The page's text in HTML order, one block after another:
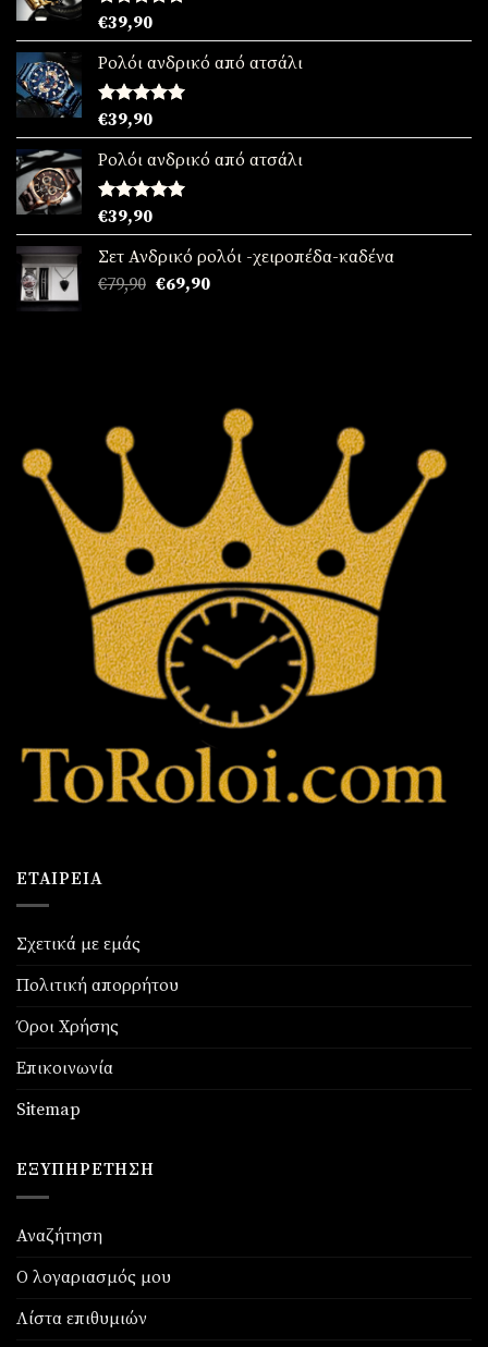
Βαθμολογήθηκε
με5.00
από 5
€39,90
Ρολόι ανδρικό από ατσάλι
Βαθμολογήθηκε
με5.00
από 5
€39,90
Ρολόι ανδρικό από ατσάλι
Βαθμολογήθηκε
με5.00
από 5
€39,90
Σετ Ανδρικό ρολόι -χειροπέδα-καδένα
€79,90 Original
€69,90Η
ΕΤΑΙΡΕΊΑ
Σχετικά με εμάς
Πολιτική απορρήτου
Όροι Χρήσης
Επικοινωνία
Sitemap
ΕΞΥΠΗΡΈΤΗΣΗ
Αναζήτηση
Ο λογαριασμός μου
Λίστα επιθυμιών